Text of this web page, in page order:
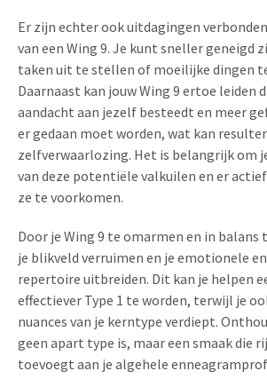
Er zijn echter ook uitdagingen
van een Wing 9. Je kunt sneller geneigd
taken uit te stellen of moeilijke dingen
Daarnaast kan jouw Wing 9 ertoe leiden
aandacht aan jezelf besteedt en meer
er gedaan moet worden, wat kan
zelfverwaarlozing. Het is belangrijk om
van deze potentiële valkuilen en er
ze te voorkomen.
Door je Wing 9 te omarmen en in balans
je blikveld verruimen en je emotionele
repertoire uitbreiden. Dit kan je helpen
effectiever Type 1 te worden, terwijl je
nuances van je kerntype verdiept.
geen apart type is, maar een smaak die
toevoegt aan je algehele